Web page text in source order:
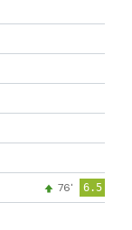
76' 6.5